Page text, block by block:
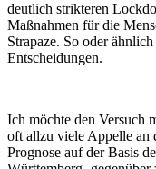
deutlich strikteren
Maßnahmen für die
Strapaze. So oder
Entscheidungen.
Ich möchte den Versuch
oft allzu viele Appelle an
Prognose auf der Basis